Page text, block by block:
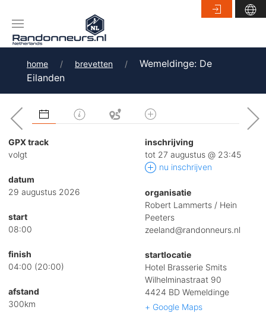
home brevetten
Wemeldinge: De
Eilanden
GPX track
volgt
datum
29 augustus 2026
start
08:00
finish
04:00 (20:00)
afstand
300km
inschrijving
tot 27 augustus @ 23:45
nu inschrijven
organisatie
Robert Lammerts / Hein
Peeters
zeeland@randonneurs.nl
startlocatie
Hotel Brasserie Smits
Wilhelminastraat 90
4424 BD Wemeldinge
+ Google Maps